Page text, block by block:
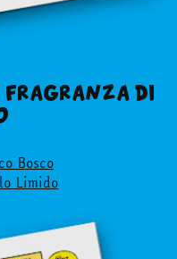
DI
Bosco
Limido